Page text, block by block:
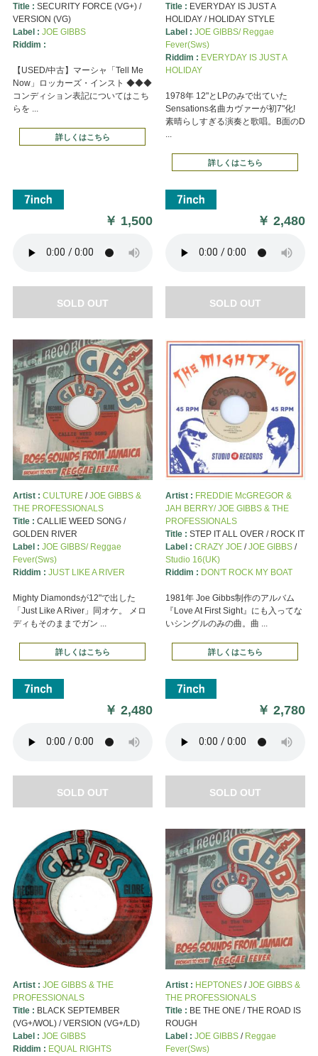
Title : SECURITY FORCE (VG+) /
VERSION (VG)
Label : JOE GIBBS
Riddim :
【USED/中古】マーシャ「Tell Me
Now」ロッカーズ・インスト ◆◆◆
コンディション表記についてはこち
らを ...
詳しくはこちら
￥ 1,500
SOLD OUT
Title : EVERYDAY IS JUST A
HOLIDAY / HOLIDAY STYLE
Label : JOE GIBBS/ Reggae
Fever(Sws)
Riddim : EVERYDAY IS JUST A
HOLIDAY
1978年 12"とLPのみで出ていた
Sensations名曲カヴァーが初7"化!
素晴らしすぎる演奏と歌唱。B面のD
...
詳しくはこちら
￥2,480
SOLD OUT
Artist : CULTURE/JOE GIBBS &
THE PROFESSIONALS
Title : CALLIE WEED SONG /
GOLDEN RIVER
Label : JOE GIBBS/ Reggae
Fever(Sws)
Riddim : JUST LIKE A RIVER
Mighty Diamondsが12"で出した
「Just Like A River」同オケ。 メロ
ディもそのままでガン ...
詳しくはこちら
￥2,480
SOLD OUT
Artist : FREDDIE McGREGOR &
JAH BERRY/ JOE GIBBS & THE
PROFESSIONALS
Title : STEP IT ALL OVER / ROCK IT
Label : CRAZY JOE/JOE GIBBS/
Studio 16(UK)
Riddim : DON'T ROCK MY BOAT
1981年 Joe Gibbs制作のアルバム
『Love At First Sight』にも入ってな
いシングルのみの曲。曲 ...
詳しくはこちら
￥2,780
SOLD OUT
Artist : JOE GIBBS & THE
PROFESSIONALS
Title : BLACK SEPTEMBER
(VG+/WOL) / VERSION (VG+/LD)
Label : JOE GIBBS
Riddim : EQUAL RIGHTS
Artist : HEPTONES/JOE GIBBS &
THE PROFESSIONALS
Title : BE THE ONE / THE ROAD IS
ROUGH
Label : JOE GIBBS/ Reggae
Fever(Sws)